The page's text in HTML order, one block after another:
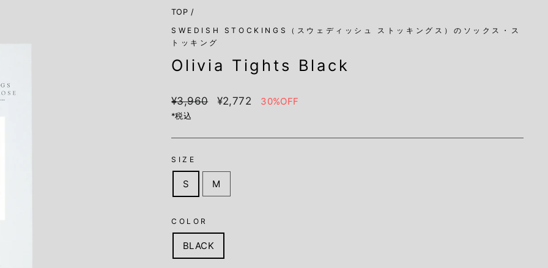
TOP /
SWEDISH STOCKINGS（スウェディッシュ ストッキングス）のソックス・ス
トッキング
Olivia Tights Black
定
価
¥3,960
Sale
¥2,772 30%OFF
*税込
SIZE
S M
COLOR
BLACK